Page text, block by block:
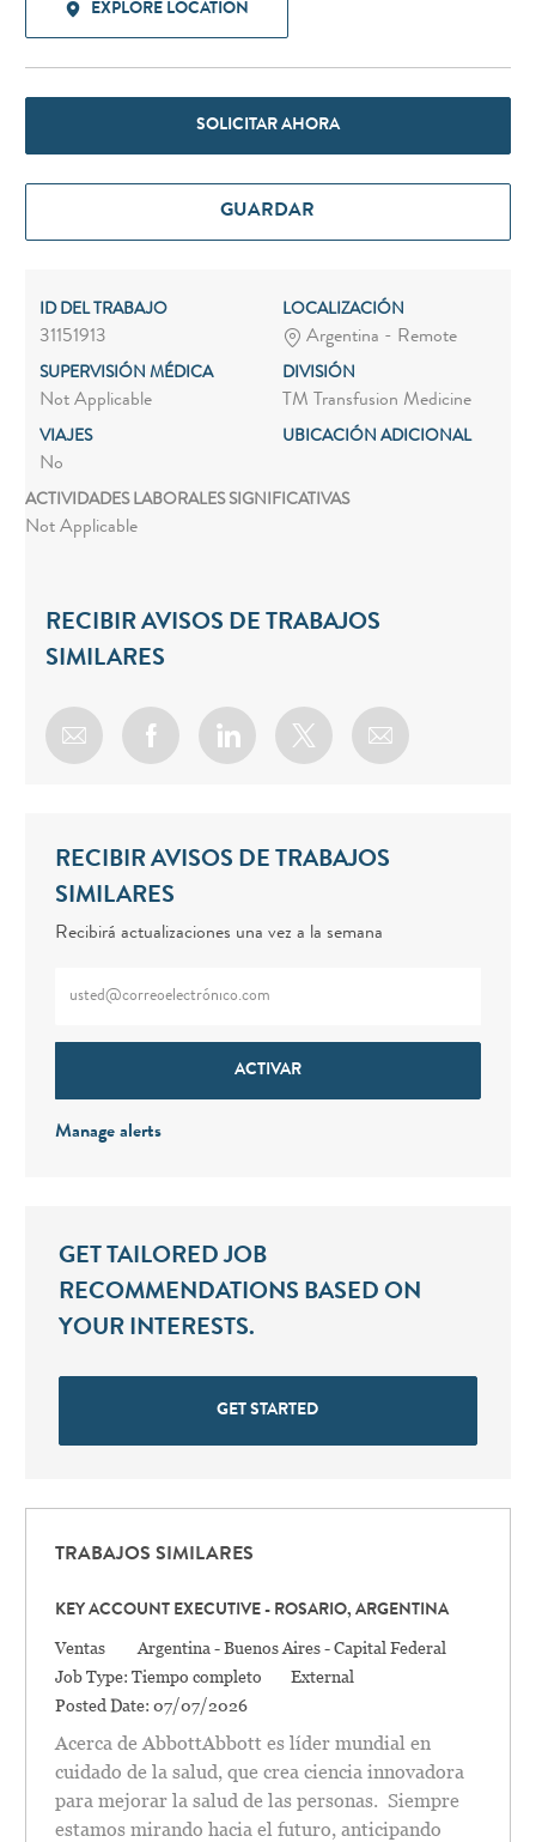
EXPLORE LOCATION
SOLICITAR AHORA
GUARDAR
ID DEL TRABAJO
31151913
LOCALIZACIÓN
Argentina - Remote
SUPERVISIÓN MÉDICA
Not Applicable
DIVISIÓN
TM Transfusion Medicine
VIAJES
No
UBICACIÓN ADICIONAL
ACTIVIDADES LABORALES SIGNIFICATIVAS
Not Applicable
RECIBIR AVISOS DE TRABAJOS
SIMILARES
Share via emailShare via Facebook
Share via LinkedIn
Share via twitter
RECIBIR AVISOS DE TRABAJOS
SIMILARES
Recibirá actualizaciones una vez a la semana
ACTIVAR
Manage alerts
GET TAILORED JOB
RECOMMENDATIONS BASED ON
YOUR INTERESTS.
GET STARTED
TRABAJOS SIMILARES
KEY ACCOUNT EXECUTIVE - ROSARIO, ARGENTINA
Categoría
Ventas Location
Argentina - Buenos Aires - Capital Federal
Job Type: Tiempo completo
External
Posted Date: 07/07/2026
Acerca de AbbottAbbott es líder mundial en
cuidado de la salud, que crea ciencia innovadora
para mejorar la salud de las personas. Siempre
estamos mirando hacia el futuro, anticipando